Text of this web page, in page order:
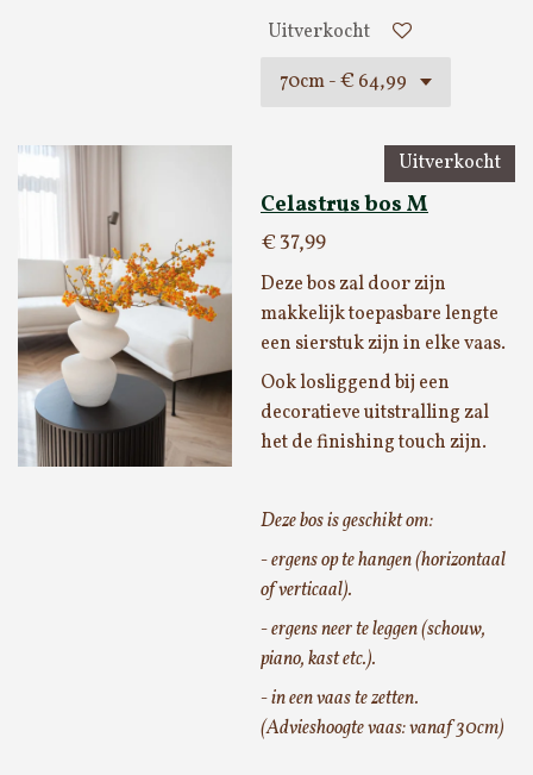
Uitverkocht
Uitverkocht
Celastrus bos M
€ 37,99
Deze bos zal door zijn
makkelijk toepasbare lengte
een sierstuk zijn in elke vaas.
Ook losliggend bij een
decoratieve uitstralling zal
het de finishing touch zijn.
Deze bos is geschikt om:
- ergens op te hangen (horizontaal
of verticaal).
- ergens neer te leggen (schouw,
piano, kast etc.).
- in een vaas te zetten.
(Advieshoogte vaas: vanaf 30cm)